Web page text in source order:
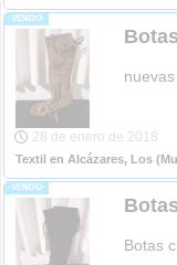
-VENDO-
28 de enero de 2018
Textil en Alcázares, Los
-VENDO-
Botas